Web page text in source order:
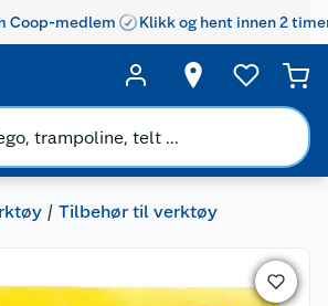
Coop-medlem Klikk og hent innen 2
Tilbehør til verktøy